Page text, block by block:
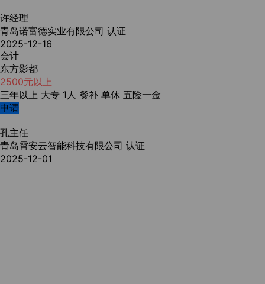
许经理
青岛诺富德实业有限公司 认证
2025-12-16
会计
东方影都
2500元以上
三年以上 大专 1人 餐补 单休 五险一金
申请
孔主任
青岛霄安云智能科技有限公司 认证
2025-12-01